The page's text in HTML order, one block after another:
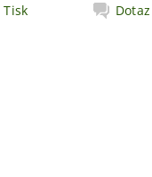
Tisk
Dotaz